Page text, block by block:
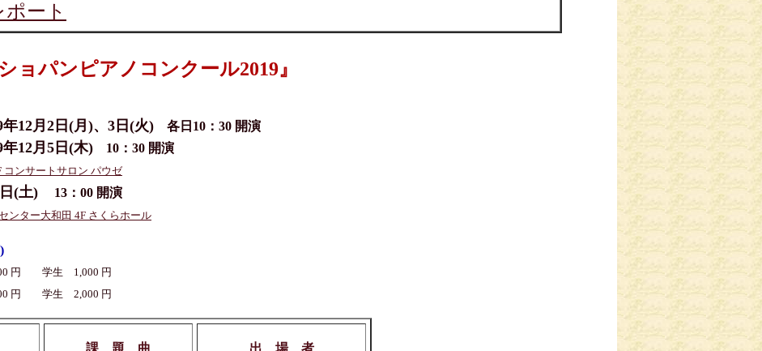
ート
ョパンピアノコンクール2019』
12月2日(月)、3日(火) 各日10：30 開演
12月5日(木) 10：30 開演
コンサートサロン パウゼ
(土) 13：00 開演
ンター大和田 4F さくらホール
円 学生 1,000 円
学生 2,000 円
課 題 曲 出 場 者